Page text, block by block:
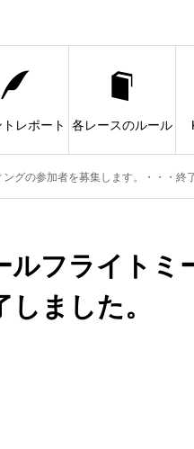
レポート 各レースのルール
グの参加者を募集します。・・・終
ルフライトミ
ました。